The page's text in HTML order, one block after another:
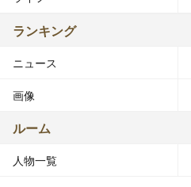
ランキング
ニュース
画像
ルーム
人物一覧